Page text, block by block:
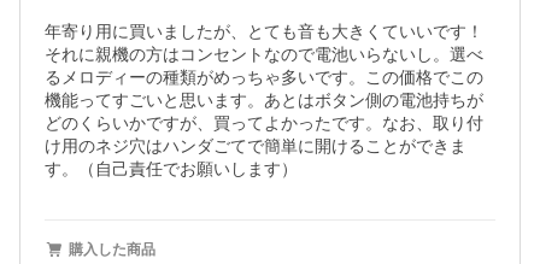
年寄り用に買いましたが、とても音も大きくていいです！
それに親機の方はコンセントなので電池いらないし。選べ
るメロディーの種類がめっちゃ多いです。この価格でこの
機能ってすごいと思います。あとはボタン側の電池持ちが
どのくらいかですが、買ってよかったです。なお、取り付
け用のネジ穴はハンダごてで簡単に開けることができま
す。（自己責任でお願いします）
購入した商品